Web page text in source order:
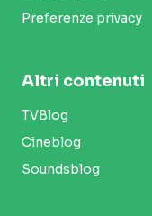
Preferenze privacy
Altri contenuti
TVBlog
Cineblog
Soundsblog